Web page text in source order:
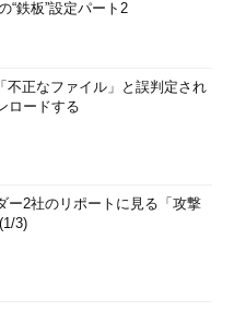
“鉄板”設定パート2
不正なファイル」と誤判定され
ロードする
ー2社のリポートに見る「攻撃
3)